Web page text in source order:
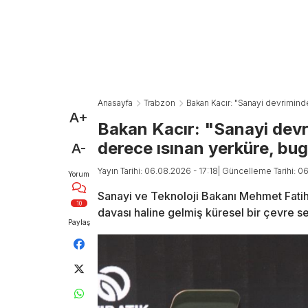
A+
A-
Yorum
10
Paylaş
Anasayfa Trabzon Bakan Kacır: "Sanayi
Bakan Kacır: "Sanayi
derece ısınan yerküre,
Yayın Tarihi: 06.08.2026 - 17:18 | Güncelleme Tarihi:
Sanayi ve Teknoloji Bakanı Mehmet
davası haline gelmiş küresel bir çevre